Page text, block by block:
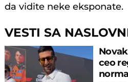
da vidite neke eksponate.
VESTI SA
ceo